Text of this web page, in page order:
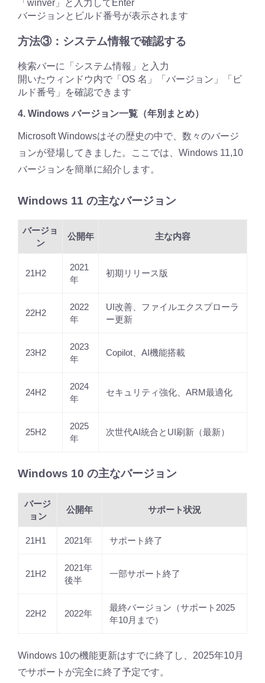
「winver」と入力してEnter
バージョンとビルド番号が表示されます
方法③：システム情報で確認する
検索バーに「システム情報」と入力
開いたウィンドウ内で「OS 名」「バージョン」「ビ
ルド番号」を確認できます
4. Windows バージョン一覧（年別まとめ）
Microsoft Windowsはその歴史の中で、数々のバージ
ョンが登場してきました。ここでは、Windows 11,10
バージョンを簡単に紹介します。
Windows 11 の主なバージョン
バージョ
ン
公開年 主な内容
21H2
2021
年
初期リリース版
22H2
2022
年
UI改善、ファイルエクスプローラ
ー更新
23H2
2023
年
Copilot、AI機能搭載
24H2
2024
年
セキュリティ強化、ARM最適化
25H2
2025
年
次世代AI統合とUI刷新（最新）
Windows 10 の主なバージョン
バージ
ョン
公開年 サポート状況
21H1 2021年 サポート終了
21H2
2021年
後半
一部サポート終了
22H2 2022年
最終バージョン（サポート2025
年10月まで）
Windows 10の機能更新はすでに終了し、2025年10月
でサポートが完全に終了予定です。